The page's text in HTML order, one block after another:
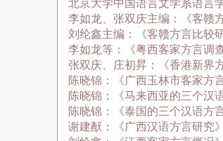
北京大学中国语言文学系语言
李如龙、张双庆主编：《客赣
刘纶鑫主编：《客赣方言比较
李如龙等：《粤西客家方言调
张双庆、庄初昇：《香港新界
陈晓锦：《广西玉林市客家方
陈晓锦：《马来西亚的三个汉
陈晓锦：《泰国的三个汉语方
谢建猷：《广西汉语方言研究